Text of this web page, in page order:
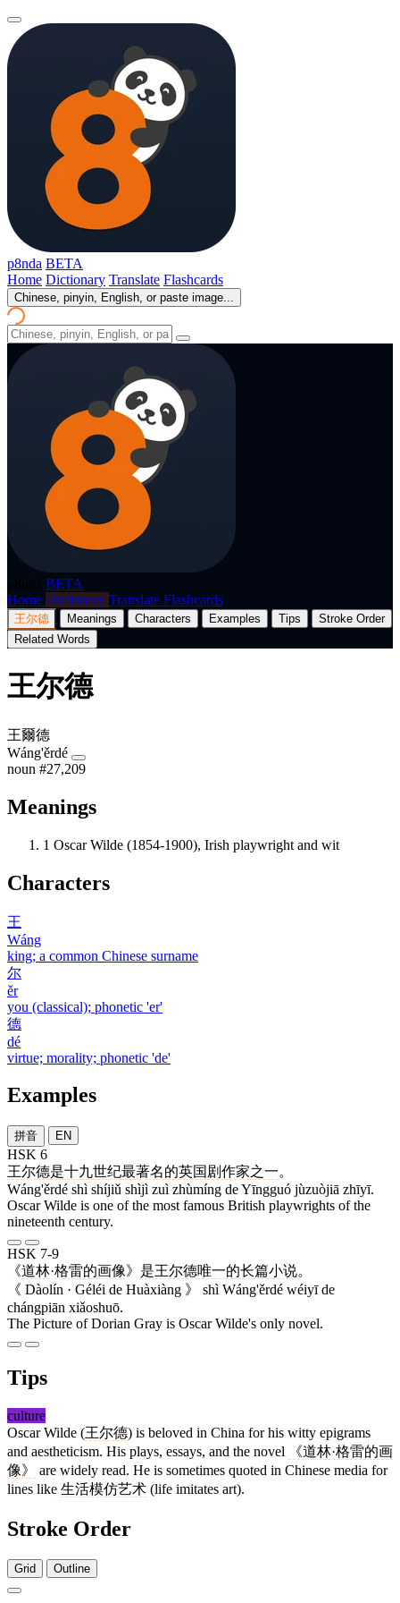
p8nda BETA
Home Dictionary Translate Flashcards
Chinese, pinyin, English, or paste image...
BETA
Home Dictionary Translate Flashcards
王尔德 Meanings Characters Examples Tips
Stroke Order
Related Words
王尔德
王爾德
Wáng'ěrdé
noun #27,209
Meanings
1 Oscar Wilde (1854-1900), Irish playwright and wit
Characters
王
Wáng
king; a common Chinese surname
尔
ěr
you (classical); phonetic 'er'
德
dé
virtue; morality; phonetic 'de'
Examples
拼音 EN
HSK 6
王尔德是十九世纪最著名的英国剧作家之一。
Wáng'ěrdé shì shíjiǔ shìjì zuì zhùmíng de Yīngguó jùzuòjiā zhīyī.
Oscar Wilde is one of the most famous British playwrights of the
nineteenth century.
HSK 7-9
《道林·格雷的画像》 是王尔德唯一的长篇小说。
《 Dàolín · Géléi de Huàxiàng 》 shì Wáng'ěrdé wéiyī de
chángpiān xiǎoshuō.
The Picture of Dorian Gray is Oscar Wilde's only novel.
Tips
culture
Oscar Wilde (王尔德) is beloved in China for his witty epigrams
and aestheticism. His plays, essays, and the novel
《道林·格雷的画
像》
are widely read. He is sometimes quoted in Chinese media for
lines like 生活模仿艺术 (life imitates art).
Stroke Order
Grid Outline